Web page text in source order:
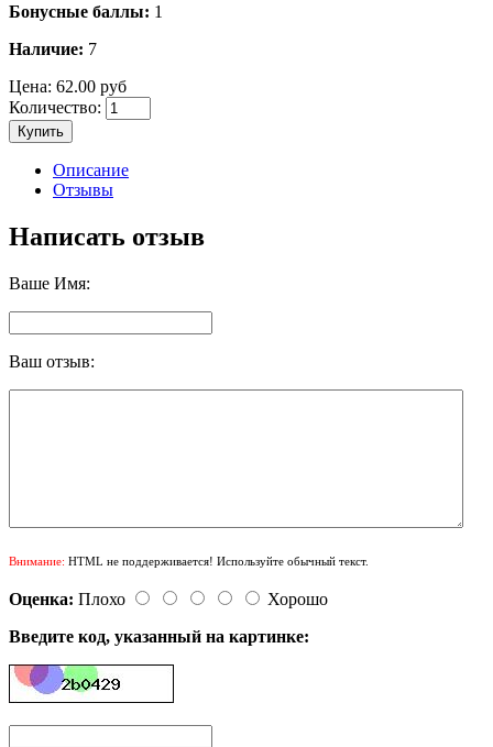
Бонусные баллы: 1
Наличие: 7
Цена: 62.00 руб
Количество:
Купить
Описание
Отзывы
Написать отзыв
Ваше Имя:
Ваш отзыв:
Внимание: HTML не поддерживается! Используйте обычный текст.
Оценка: Плохо
Хорошо
Введите код, указанный на картинке: